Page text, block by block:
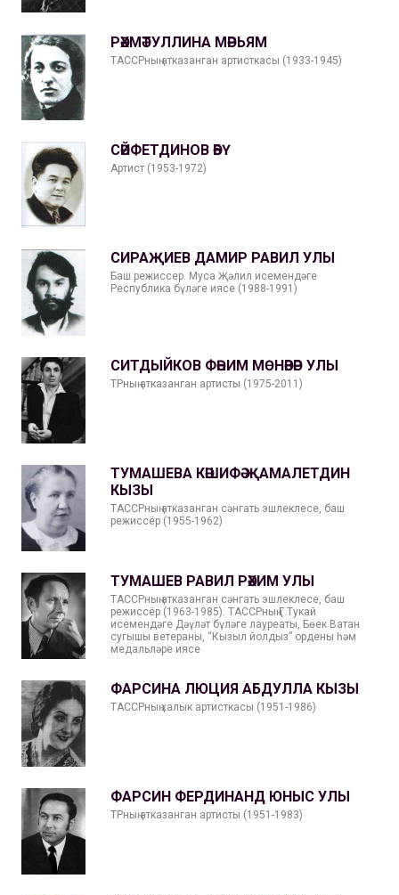
РӘХМӘТУЛЛИНА МӘРЬЯМ
ТАССРның атказанган артисткасы (1933-1945)
СӘЙФЕТДИНОВ ӘБҮ
Артист (1953-1972)
СИРАҖИЕВ ДАМИР РАВИЛ УЛЫ
Баш режиссер. Муса Җәлил исемендәге
Республика бүләге иясе (1988-1991)
СИТДЫЙКОВ ФӘҺИМ МӨНӘВӘР УЛЫ
ТРның атказанган артисты (1975-2011)
ТУМАШЕВА КӘШИФӘ ҖАМАЛЕТДИН
КЫЗЫ
ТАССРның атказанган сәнгать эшлеклесе, баш
режиссёр (1955-1962)
ТУМАШЕВ РАВИЛ РӘХИМ УЛЫ
ТАССРның атказанган сәнгать эшлеклесе, баш
режиссёр (1963-1985). ТАССРның Г.Тукай
исемендәге Дәүләт бүләге лауреаты, Бөек Ватан
сугышы ветераны, “Кызыл йолдыз” ордены һәм
медальләре иясе
ФАРСИНА ЛЮЦИЯ АБДУЛЛА КЫЗЫ
ТАССРның халык артисткасы (1951-1986)
ФАРСИН ФЕРДИНАНД ЮНЫС УЛЫ
ТРның атказанган артисты (1951-1983)